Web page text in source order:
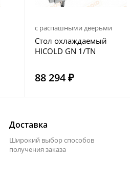
с распашными дверьми
Стол охлаждаемый
HICOLD GN 1/TN
88 294 ₽
Доставка
Широкий выбор способов
получения заказа